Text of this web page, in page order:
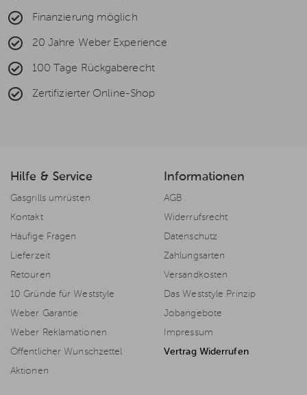
Finanzierung möglich
20 Jahre Weber Experience
100 Tage Rückgaberecht
Zertifizierter Online-Shop
Hilfe & Service
Gasgrills umrüsten
Kontakt
Häufige Fragen
Lieferzeit
Retouren
10 Gründe für Weststyle
Weber Garantie
Weber Reklamationen
Öffentlicher Wunschzettel
Aktionen
Informationen
AGB
Widerrufsrecht
Datenschutz
Zahlungsarten
Versandkosten
Das Weststyle Prinzip
Jobangebote
Impressum
Vertrag Widerrufen